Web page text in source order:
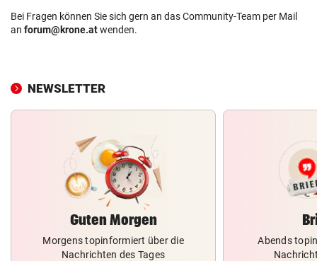
Bei Fragen können Sie sich gern an das Community-Team per Mail
an forum@krone.atwenden.
NEWSLETTER
Guten Morgen
Morgens topinformiert über die
Nachrichten des Tages
Abends